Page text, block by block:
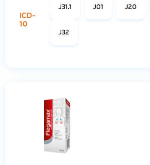
ICD-
10
J31.1 J01 J20
J32